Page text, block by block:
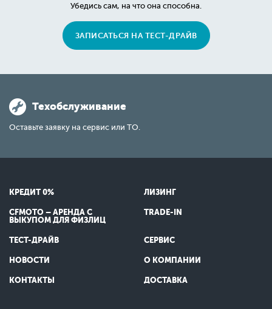
Убедись сам, на что она способна.
ЗАПИСАТЬСЯ НА ТЕСТ-ДРАЙВ
Техобслуживание
Оставьте заявку на сервис или ТО.
КРЕДИТ 0% ЛИЗИНГ
CFMOTO – АРЕНДА С
ВЫКУПОМ ДЛЯ ФИЗЛИЦ
TRADE-IN
ТЕСТ-ДРАЙВ СЕРВИС
НОВОСТИ О КОМПАНИИ
КОНТАКТЫ ДОСТАВКА